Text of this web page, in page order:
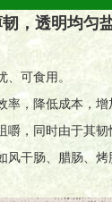
，透明均匀
可食用。
，降低成本，增
，同时由于其韧
干肠、腊肠、烤